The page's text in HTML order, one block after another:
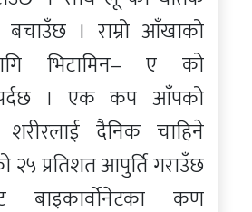
। राम्रो आँखाको
भिटामिन– ए को
। एक कप आँपको
शरीरलाई दैनिक चाहिने
२५ प्रतिशत आपुर्ति गराउँछ
बाइकार्वोनेटका कण